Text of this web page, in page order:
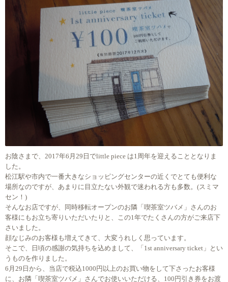
お陰さまで、2017年6月29日でlittle piece は1周年を迎えることとなりま
した。
松江駅や市内で一番大きなショッピングセンターの近くでとても便利な
場所なのですが、あまりに目立たない外観で迷われる方も多数。(スミマ
セン！)
そんなお店ですが、同時移転オープンのお隣「喫茶室ツバメ」さんのお
客様にもお立ち寄りいただいたりと、この1年でたくさんの方がご来店下
さいました。
顔なじみのお客様も増えてきて、大変うれしく思っています。
そこで、日頃の感謝の気持ちを込めまして、「1st anniversary ticket」とい
うものを作りました。
6月29日から、当店で税込1000円以上のお買い物をして下さったお客様
に、お隣「喫茶室ツバメ」さんでお使いいただける、100円引き券をお渡